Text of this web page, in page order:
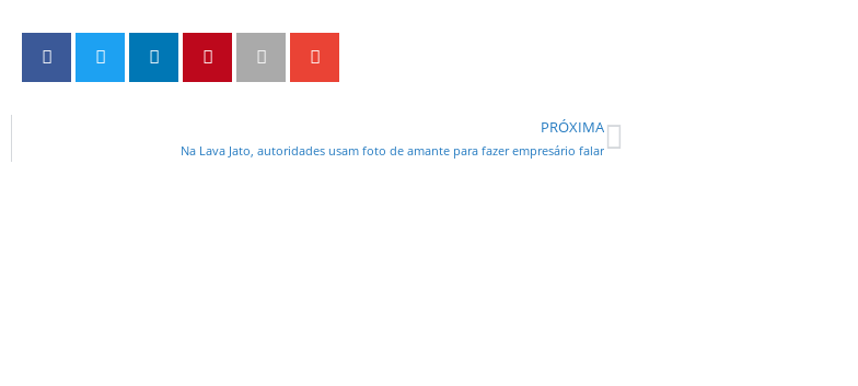
PRÓXIMA
Na Lava Jato, autoridades usam foto de amante para fazer empresário falar